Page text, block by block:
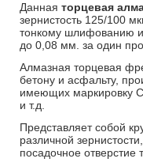
Данная торцевая
зернистость 125/100
тонкому шлифованию и
до 0,08 мм. за один
Алмазная торцевая
бетону и асфальту,
имеющих маркировку
и т.д.
Представляет собой
различной
посадочное